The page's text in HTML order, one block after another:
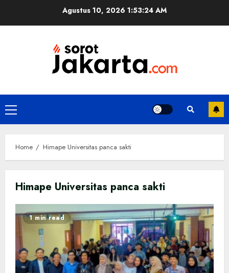
Agustus 10, 2026 1:53:25 AM
Primary
Menu
Home Himape Universitas panca sakti
Himape Universitas panca sakti
1 min read